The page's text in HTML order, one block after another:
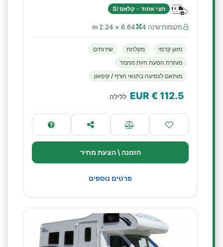
חצי אחוד - קלאס SI
מקומות שינה 4 6.64 × 2.24 m
מזגן קדמי מקלחת
שירותים
מותרת הסעת חיות מחמד
מותאם לנסיעה בתנאי חורף / קיפאון
112.5
€ EUR ללילה
הזמנה \ הצעת מחיר
פרטים נוספים